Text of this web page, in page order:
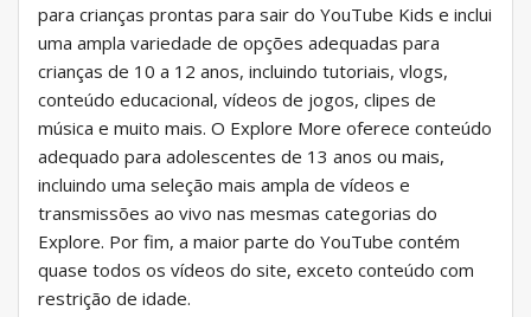
para crianças prontas para sair do YouTube Kids e inclui
uma ampla variedade de opções adequadas para
crianças de 10 a 12 anos, incluindo tutoriais, vlogs,
conteúdo educacional, vídeos de jogos, clipes de
música e muito mais. O Explore More oferece conteúdo
adequado para adolescentes de 13 anos ou mais,
incluindo uma seleção mais ampla de vídeos e
transmissões ao vivo nas mesmas categorias do
Explore. Por fim, a maior parte do YouTube contém
quase todos os vídeos do site, exceto conteúdo com
restrição de idade.